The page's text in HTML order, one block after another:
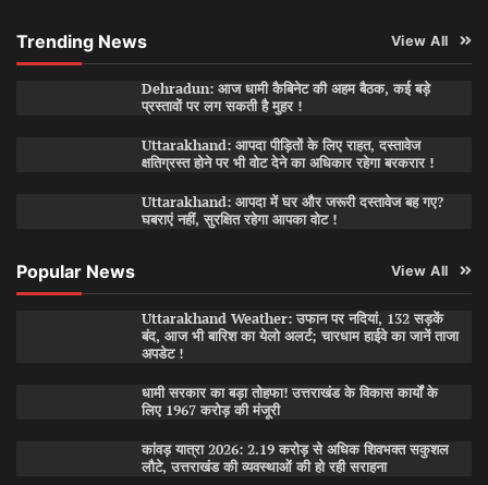
Trending News View All
Dehradun: आज धामी कैबिनेट की अहम बैठक, कई बड़े
प्रस्तावों पर लग सकती है मुहर !
Uttarakhand: आपदा पीड़ितों के लिए राहत, दस्तावेज
क्षतिग्रस्त होने पर भी वोट देने का अधिकार रहेगा बरकरार !
Uttarakhand: आपदा में घर और जरूरी दस्तावेज बह गए?
घबराएं नहीं, सुरक्षित रहेगा आपका वोट !
Popular News View All
Uttarakhand Weather: उफान पर नदियां, 132 सड़कें
बंद, आज भी बारिश का येलो अलर्ट; चारधाम हाईवे का जानें ताजा
अपडेट !
धामी सरकार का बड़ा तोहफा! उत्तराखंड के विकास कार्यों के
लिए 1967 करोड़ की मंजूरी
कांवड़ यात्रा 2026: 2.19 करोड़ से अधिक शिवभक्त सकुशल
लौटे, उत्तराखंड की व्यवस्थाओं की हो रही सराहना